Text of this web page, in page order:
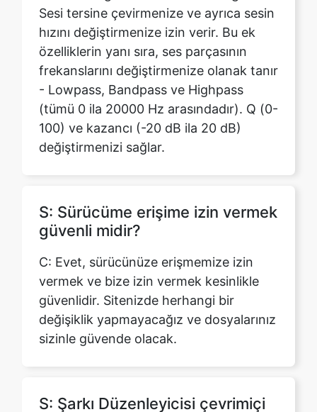
frekanslarını değiştirmenize olanak tanır
- Lowpass, Bandpass ve Highpass
(tümü 0 ila 20000 Hz arasındadır). Q (0-
100) ve kazancı (-20 dB ila 20 dB)
değiştirmenizi sağlar.
S: Sürücüme erişime izin vermek
vermek ve bize izin vermek kesinlikle
güvenlidir. Sitenizde herhangi bir
değişiklik yapmayacağız ve dosyalarınız
sizinle güvende olacak.
S: Şarkı Düzenleyicisi çevrimiçi
mu?